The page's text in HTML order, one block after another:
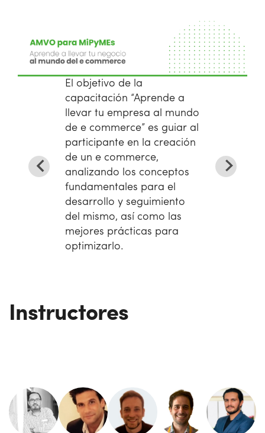
El objetivo de la
capacitación “Aprende a
llevar tu empresa al mundo
de e commerce” es guiar al
participante en la creación
de un e commerce,
analizando los conceptos
fundamentales para el
desarrollo y seguimiento
del mismo, así como las
mejores prácticas para
optimizarlo.
Instructores